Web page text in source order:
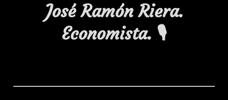
José Ramón Riera.
Economista. 🎙